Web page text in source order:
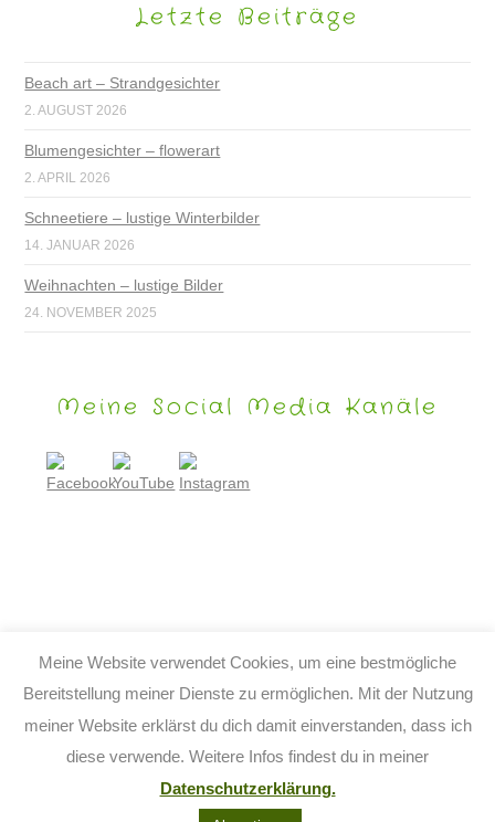
Letzte Beiträge
Beach art – Strandgesichter
2. AUGUST 2026
Blumengesichter – flowerart
2. APRIL 2026
Schneetiere – lustige Winterbilder
14. JANUAR 2026
Weihnachten – lustige Bilder
24. NOVEMBER 2025
Meine Social Media Kanäle
Meine Website verwendet Cookies, um eine bestmögliche
Bereitstellung meiner Dienste zu ermöglichen. Mit der Nutzung
meiner Website erklärst du dich damit einverstanden, dass ich
diese verwende. Weitere Infos findest du in meiner
Datenschutzerklärung.